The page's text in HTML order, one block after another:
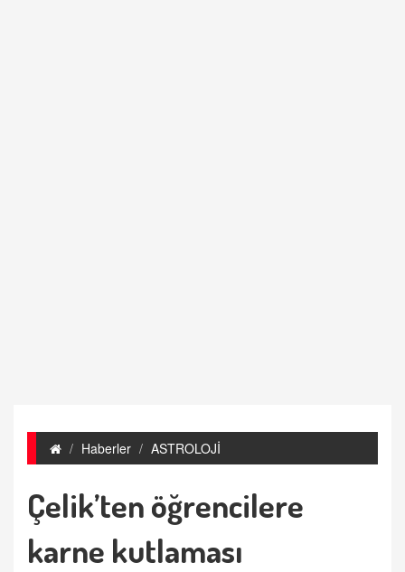
Haberler ASTROLOJİ
Çelik’ten öğrencilere
karne kutlaması